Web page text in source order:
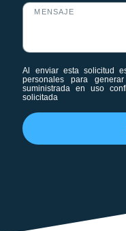
Mensaje
Al enviar esta solicitud
personales para
suministrada en uso
solicitada